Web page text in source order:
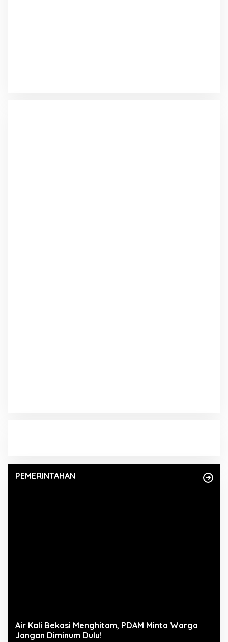
PEMERINTAHAN
Air Kali Bekasi Menghitam, PDAM Minta Warga
Jangan Diminum Dulu!